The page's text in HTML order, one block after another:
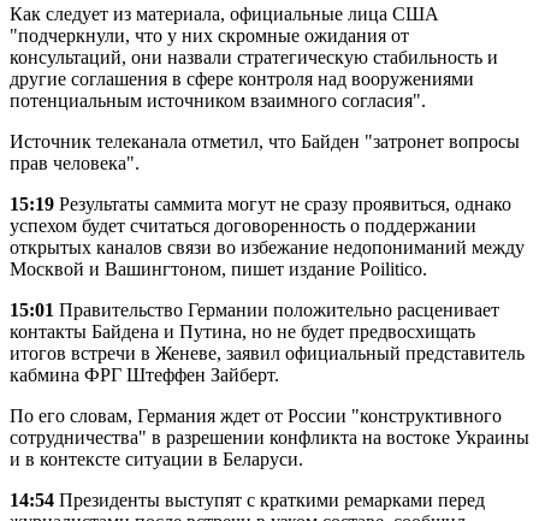
Как следует из материала, официальные лица США
"подчеркнули, что у них скромные ожидания от
консультаций, они назвали стратегическую стабильность и
другие соглашения в сфере контроля над вооружениями
потенциальным источником взаимного согласия".
Источник телеканала отметил, что Байден "затронет вопросы
прав человека".
15:19 Результаты саммита могут не сразу проявиться, однако
успехом будет считаться договоренность о поддержании
открытых каналов связи во избежание недопониманий между
Москвой и Вашингтоном, пишет издание Poilitico.
15:01 Правительство Германии положительно расценивает
контакты Байдена и Путина, но не будет предвосхищать
итогов встречи в Женеве, заявил официальный представитель
кабмина ФРГ Штеффен Зайберт.
По его словам, Германия ждет от России "конструктивного
сотрудничества" в разрешении конфликта на востоке Украины
и в контексте ситуации в Беларуси.
14:54 Президенты выступят с краткими ремарками перед